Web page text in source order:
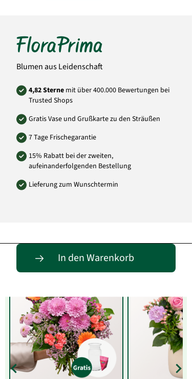
info@floraprima.de
Art.-Nr.: 6110
Blumen aus Leidenschaft
4,82 Sterne mit über 400.000 Bewertungen bei
Trusted Shops
Gratis Vase und Grußkarte zu den Sträußen
7 Tage Frischegarantie
15% Rabatt bei der zweiten,
aufeinanderfolgenden Bestellung
Lieferung zum Wunschtermin
In den Warenkorb
Entdecke passende Alternativen